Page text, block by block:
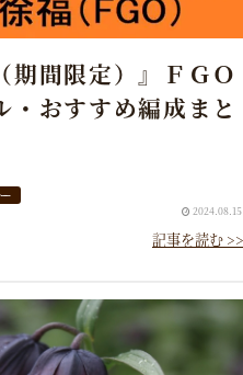
期間限定）』ＦＧＯ
・おすすめ編成まと
2024.08.15